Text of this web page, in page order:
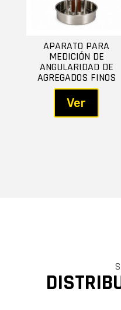
APARATO PARA
MEDICIÓN DE
ANGULARIDAD DE
AGREGADOS FINOS
Ver